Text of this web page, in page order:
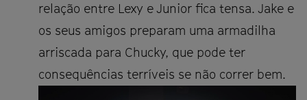
relação entre Lexy e Junior fica tensa. Jake e
os seus amigos preparam uma armadilha
arriscada para Chucky, que pode ter
consequências terríveis se não correr bem.